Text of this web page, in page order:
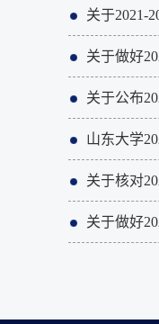
关于2021-
关于做好
关于公布
山东大学
关于核对
关于做好